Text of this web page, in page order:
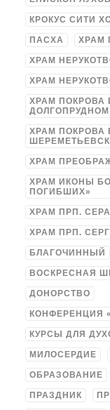
КРОКУС СИТИ
ПАСХА ХРАМ
ХРАМ
ХРАМ
ХРАМ ПОКРОВА
ДОЛГОПРУДНОМ
ХРАМ ПОКРОВА
ХРАМ
ХРАМ ИКОНЫ
ПОГИБШИХ»
ХРАМ ПРП.
ХРАМ ПРП.
БЛАГОЧИННЫЙ
ВОСКРЕСНАЯ
ДОНОРСТВО
КОНФЕРЕНЦИЯ
КУРСЫ ДЛЯ
МИЛОСЕРДИЕ
ОБРАЗОВАНИЕ
ПРАЗДНИК